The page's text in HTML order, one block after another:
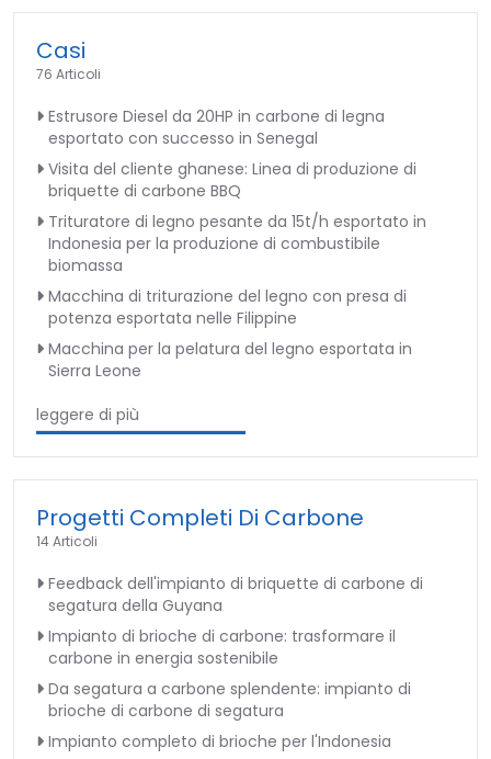
Casi
76 Articoli
Estrusore Diesel da 20HP in carbone di legna
esportato con successo in Senegal
Visita del cliente ghanese: Linea di produzione di
briquette di carbone BBQ
Trituratore di legno pesante da 15t/h esportato in
Indonesia per la produzione di combustibile
biomassa
Macchina di triturazione del legno con presa di
potenza esportata nelle Filippine
Macchina per la pelatura del legno esportata in
Sierra Leone
leggere di più
Progetti Completi Di Carbone
14 Articoli
Feedback dell'impianto di briquette di carbone di
segatura della Guyana
Impianto di brioche di carbone: trasformare il
carbone in energia sostenibile
Da segatura a carbone splendente: impianto di
brioche di carbone di segatura
Impianto completo di brioche per l'Indonesia